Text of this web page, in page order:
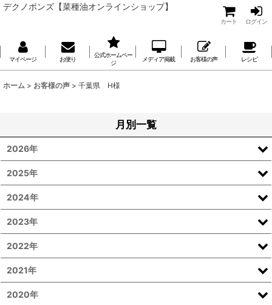
デクノボンズ【菜種油オンラインショップ】
カート ログイン
マイページ お便り
公式ホームペー
ジ
メディア掲載 お客様の声 レシピ
ホーム > お客様の声 > 千葉県 H様
月別一覧
2026年
2025年
2024年
2023年
2022年
2021年
2020年